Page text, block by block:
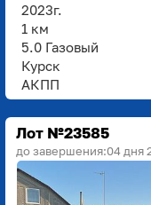
2023г.
1 км
5.0 Газовый
Курск
АКПП
Лот №23585
до завершения:04 дня